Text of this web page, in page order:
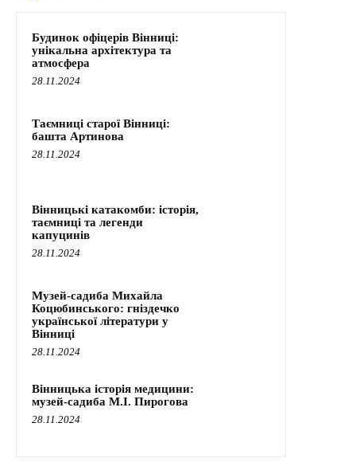
Будинок офіцерів Вінниці:
унікальна архітектура та
атмосфера
28.11.2024
Таємниці старої Вінниці:
башта Артинова
28.11.2024
Вінницькі катакомби: історія,
таємниці та легенди
капуцинів
28.11.2024
Музей-садиба Михайла
Коцюбинського: гніздечко
української літератури у
Вінниці
28.11.2024
Вінницька історія медицини:
музей-садиба М.І. Пирогова
28.11.2024